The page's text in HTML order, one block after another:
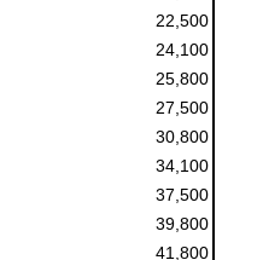
22,500
24,100
25,800
27,500
30,800
34,100
37,500
39,800
41,800